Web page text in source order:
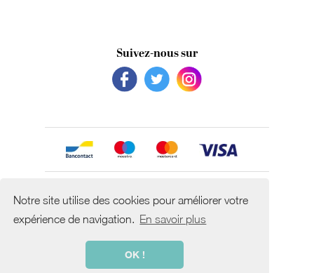
Notre site utilise des cookies pour améliorer votre
expérience de navigation. En savoir plus
OK !
Suivez-nous sur